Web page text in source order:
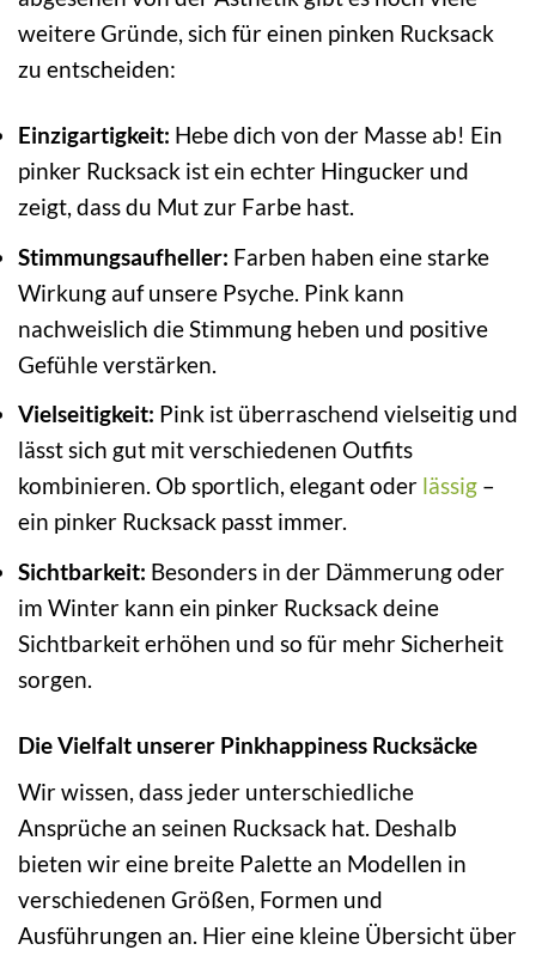
weitere Gründe, sich für einen pinken Rucksack
zu entscheiden:
Einzigartigkeit: Hebe dich von der Masse ab! Ein
pinker Rucksack ist ein echter Hingucker und
zeigt, dass du Mut zur Farbe hast.
Stimmungsaufheller: Farben haben eine starke
Wirkung auf unsere Psyche. Pink kann
nachweislich die Stimmung heben und positive
Gefühle verstärken.
Vielseitigkeit: Pink ist überraschend vielseitig und
lässt sich gut mit verschiedenen Outfits
kombinieren. Ob sportlich, elegant oder lässig –
ein pinker Rucksack passt immer.
Sichtbarkeit: Besonders in der Dämmerung oder
im Winter kann ein pinker Rucksack deine
Sichtbarkeit erhöhen und so für mehr Sicherheit
sorgen.
Die Vielfalt unserer Pinkhappiness Rucksäcke
Wir wissen, dass jeder unterschiedliche
Ansprüche an seinen Rucksack hat. Deshalb
bieten wir eine breite Palette an Modellen in
verschiedenen Größen, Formen und
Ausführungen an. Hier eine kleine Übersicht über